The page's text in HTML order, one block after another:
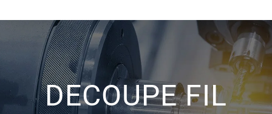
DECOUPE FIL